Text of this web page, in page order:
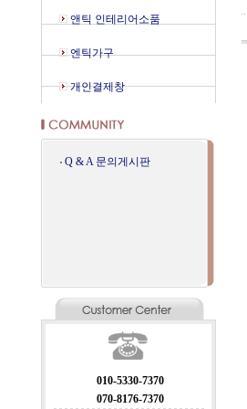
앤틱 인테리어소품
엔틱가구
개인결제창
Q & A 문의게시판
010-5330-7370
070-8176-7370